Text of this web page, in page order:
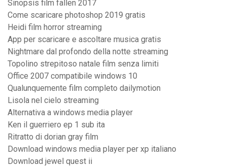
Sinopsis film fallen 2017
Come scaricare photoshop 2019 gratis
Heidi film horror streaming
App per scaricare e ascoltare musica gratis
Nightmare dal profondo della notte streaming
Topolino strepitoso natale film senza limiti
Office 2007 compatibile windows 10
Qualunquemente film completo dailymotion
Lisola nel cielo streaming
Alternativa a windows media player
Ken il guerriero ep 1 sub ita
Ritratto di dorian gray film
Download windows media player per xp italiano
Download jewel quest ii